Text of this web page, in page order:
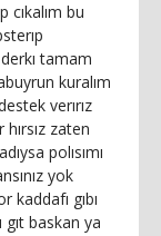
cıkalım bu
derkı tamam
kuralım
verırız
zaten
polısımı
yok
kaddafı gıbı
gıt baskan ya